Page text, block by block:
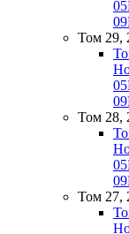
05
09
Том 29,
05
09
Том 28,
05
09
Том 27,